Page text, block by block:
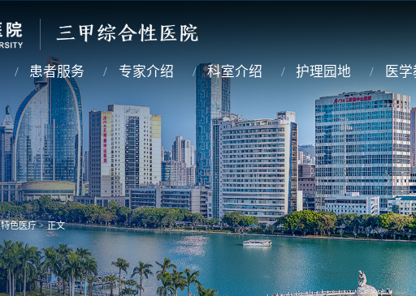
患者服务 专家介绍 科室介绍 护理园地 医
特色医疗 > 正文